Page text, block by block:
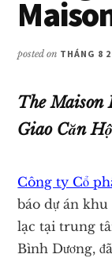
posted on THÁNG 8
The Maison
Giao Căn
Công ty Cổ
báo dự án
lạc tại trung
Bình Dương,